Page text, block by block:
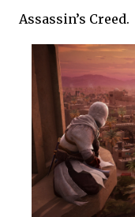
Assassin’s Creed.